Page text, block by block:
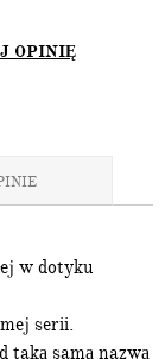
OPINIĘ
w dotyku
serii.
taką samą nazwą